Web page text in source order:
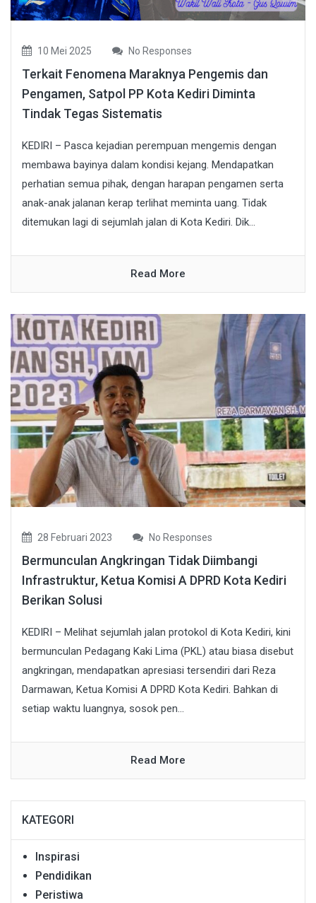
10 Mei 2025 No Responses
Terkait Fenomena Maraknya Pengemis dan
Pengamen, Satpol PP Kota Kediri Diminta
Tindak Tegas Sistematis
KEDIRI – Pasca kejadian perempuan mengemis dengan
membawa bayinya dalam kondisi kejang. Mendapatkan
perhatian semua pihak, dengan harapan pengamen serta
anak-anak jalanan kerap terlihat meminta uang. Tidak
ditemukan lagi di sejumlah jalan di Kota Kediri. Dik...
Read More
28 Februari 2023 No Responses
Bermunculan Angkringan Tidak Diimbangi
Infrastruktur, Ketua Komisi A DPRD Kota Kediri
Berikan Solusi
KEDIRI – Melihat sejumlah jalan protokol di Kota Kediri, kini
bermunculan Pedagang Kaki Lima (PKL) atau biasa disebut
angkringan, mendapatkan apresiasi tersendiri dari Reza
Darmawan, Ketua Komisi A DPRD Kota Kediri. Bahkan di
setiap waktu luangnya, sosok pen...
Read More
KATEGORI
Inspirasi
Pendidikan
Peristiwa